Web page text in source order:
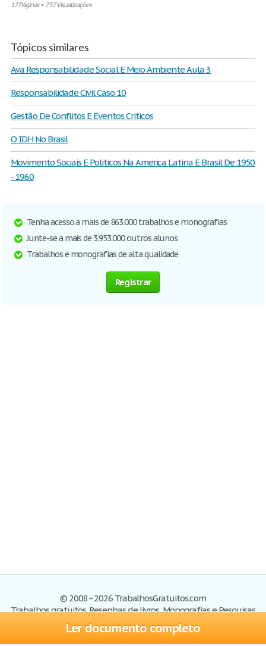
Ler documento completo
17 Páginas• 737 Visualizações
Tópicos similares
Ava Responsabilidade Social E Meio Ambiente Aula 3
Responsabilidade Civil Caso 10
Gestão De Conflitos E Eventos Criticos
O IDH No Brasil
Movimento Sociais E Politicos Na America Latina E Brasil De 1950
- 1960
Tenha acesso a mais de 863.000 trabalhos e monografias
Junte-se a mais de 3.953.000 outros alunos
Trabalhos e monografias de alta qualidade
Registrar
© 2008–2026 TrabalhosGratuitos.com
Trabalhos gratuitos, Resenhas de livros, Monografias e Pesquisas